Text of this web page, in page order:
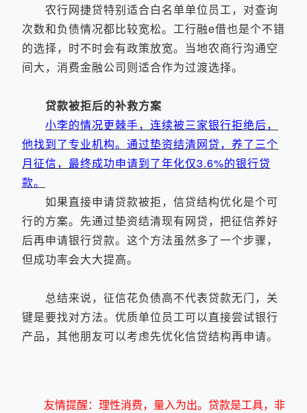
农行网捷贷特别适合白名单单位员工，对查询
次数和负债情况都比较宽松。工行融e借也是个不错
的选择，时不时会有政策放宽。当地农商行沟通空
间大，消费金融公司则适合作为过渡选择。
贷款被拒后的补救方案
小李的情况更棘手，连续被三家银行拒绝后，
他找到了专业机构。通过垫资结清网贷，养了三个
月征信，最终成功申请到了年化仅3.6%的银行贷
款。
如果直接申请贷款被拒，信贷结构优化是个可
行的方案。先通过垫资结清现有网贷，把征信养好
后再申请银行贷款。这个方法虽然多了一个步骤，
但成功率会大大提高。
总结来说，征信花负债高不代表贷款无门，关
键是要找对方法。优质单位员工可以直接尝试银行
产品，其他朋友可以考虑先优化信贷结构再申请。
友情提醒：理性消费，量入为出。贷款是工具，非